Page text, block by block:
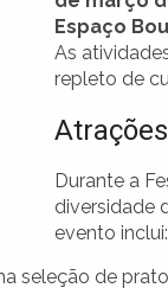
Espaço
As
repleto de
Durante a
diversidade
evento inclui:
seleção de